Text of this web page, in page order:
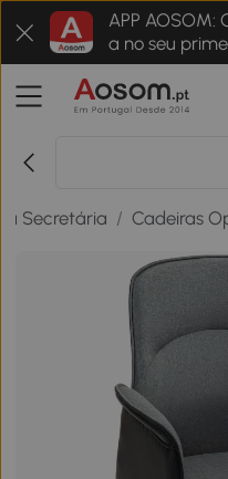
APP AOSOM:
a no seu
Secretária / Cadeiras